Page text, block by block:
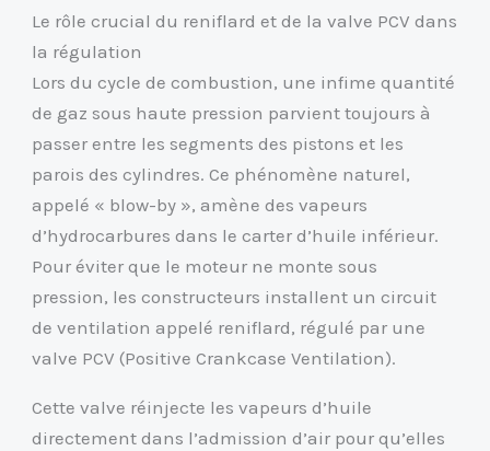
Le rôle crucial du reniflard et de la valve PCV dans
la régulation
Lors du cycle de combustion, une infime quantité
de gaz sous haute pression parvient toujours à
passer entre les segments des pistons et les
parois des cylindres. Ce phénomène naturel,
appelé « blow-by », amène des vapeurs
d’hydrocarbures dans le carter d’huile inférieur.
Pour éviter que le moteur ne monte sous
pression, les constructeurs installent un circuit
de ventilation appelé reniflard, régulé par une
valve PCV (Positive Crankcase Ventilation).
Cette valve réinjecte les vapeurs d’huile
directement dans l’admission d’air pour qu’elles